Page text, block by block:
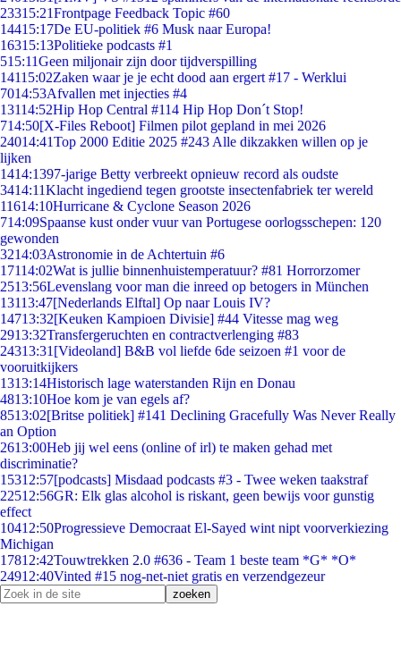
23315:21Frontpage Feedback Topic #60
14415:17De EU-politiek #6 Musk naar Europa!
16315:13Politieke podcasts #1
515:11Geen miljonair zijn door tijdverspilling
14115:02Zaken waar je je echt dood aan ergert #17 - Werklui
7014:53Afvallen met injecties #4
13114:52Hip Hop Central #114 Hip Hop Don´t Stop!
714:50[X-Files Reboot] Filmen pilot gepland in mei 2026
24014:41Top 2000 Editie 2025 #243 Alle dikzakken willen op je
lijken
1414:1397-jarige Betty verbreekt opnieuw record als oudste
3414:11Klacht ingediend tegen grootste insectenfabriek ter wereld
11614:10Hurricane & Cyclone Season 2026
714:09Spaanse kust onder vuur van Portugese oorlogsschepen: 120
gewonden
3214:03Astronomie in de Achtertuin #6
17114:02Wat is jullie binnenhuistemperatuur? #81 Horrorzomer
2513:56Levenslang voor man die inreed op betogers in München
13113:47[Nederlands Elftal] Op naar Louis IV?
14713:32[Keuken Kampioen Divisie] #44 Vitesse mag weg
2913:32Transfergeruchten en contractverlenging #83
24313:31 [Videoland] B&B vol liefde 6de seizoen #1 voor de
vooruitkijkers
1313:14Historisch lage waterstanden Rijn en Donau
4813:10Hoe kom je van egels af?
8513:02[Britse politiek] #141 Declining Gracefully Was Never Really
an Option
2613:00Heb jij wel eens (online of irl) te maken gehad met
discriminatie?
15312:57[podcasts] Misdaad podcasts #3 - Twee weken taakstraf
22512:56GR: Elk glas alcohol is riskant, geen bewijs voor gunstig
effect
10412:50Progressieve Democraat El-Sayed wint nipt voorverkiezing
Michigan
17812:42Touwtrekken 2.0 #636 - Team 1 beste team *G* *O*
24912:40Vinted #15 nog-net-niet gratis en verzendgezeur